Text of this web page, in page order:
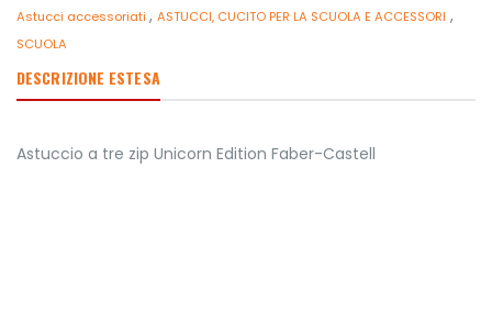
Astucci accessoriati , ASTUCCI, CUCITO PER LA SCUOLA E ACCESSORI ,
SCUOLA
DESCRIZIONE ESTESA
Astuccio a tre zip Unicorn Edition Faber-Castell